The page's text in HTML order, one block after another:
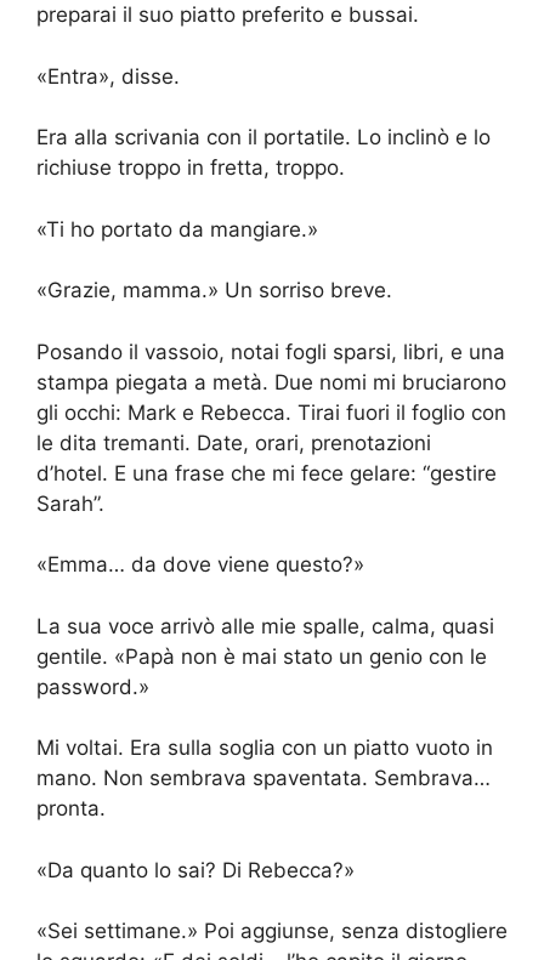
preparai il suo piatto preferito e bussai.
«Entra», disse.
Era alla scrivania con il portatile. Lo inclinò e lo
richiuse troppo in fretta, troppo.
«Ti ho portato da mangiare.»
«Grazie, mamma.» Un sorriso breve.
Posando il vassoio, notai fogli sparsi, libri, e una
stampa piegata a metà. Due nomi mi bruciarono
gli occhi: Mark e Rebecca. Tirai fuori il foglio con
le dita tremanti. Date, orari, prenotazioni
d’hotel. E una frase che mi fece gelare: “gestire
Sarah”.
«Emma… da dove viene questo?»
La sua voce arrivò alle mie spalle, calma, quasi
gentile. «Papà non è mai stato un genio con le
password.»
Mi voltai. Era sulla soglia con un piatto vuoto in
mano. Non sembrava spaventata. Sembrava…
pronta.
«Da quanto lo sai? Di Rebecca?»
«Sei settimane.» Poi aggiunse, senza distogliere